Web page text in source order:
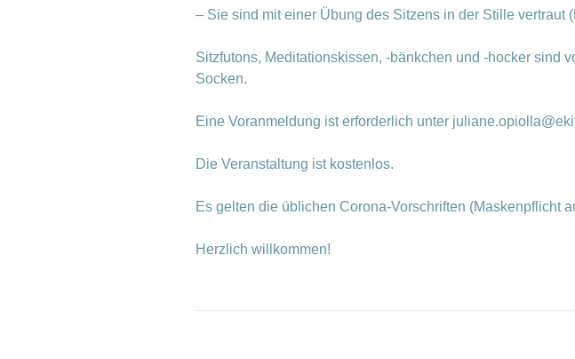
– Sie sind mit einer Übung des Sitzens in der Stille vertraut
Sitzfutons, Meditationskissen, -bänkchen und -hocker sind
Socken.
Eine Voranmeldung ist erforderlich unter
Die Veranstaltung ist kostenlos.
Es gelten die üblichen Corona-Vorschriften (Maskenpflicht
Herzlich willkommen!